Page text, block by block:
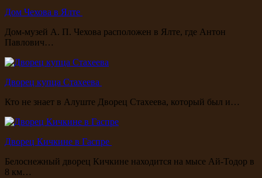
Дом Чехова в Ялте
Дом-музей А. П. Чехова расположен в Ялте, где Антон
Павлович…
Дворец купца Стахеева
Кто не знает в Алуште Дворец Стахеева, который был и…
Дворец Кичкине в Гаспре
Белоснежный дворец Кичкине находится на мысе Ай-Тодор в
8 км…